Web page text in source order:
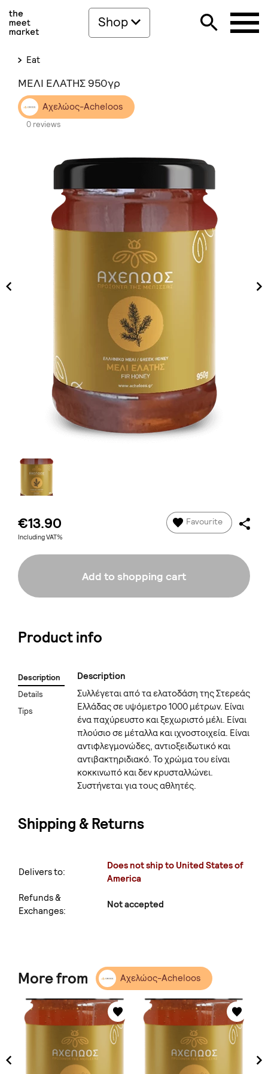
Shop
Eat
ΜΕΛΙ ΕΛΑΤΗΣ 950γρ
Αχελώος-Acheloos
0 reviews
€13.90
Including VAT%
Favourite
Add to shopping cart
Product info
Description
Details
Tips
Description
Συλλέγεται από τα ελατοδάση της Στερεάς
Ελλάδας σε υψόμετρο 1000 μέτρων. Είναι
ένα παχύρευστο και ξεχωριστό μέλι. Είναι
πλούσιο σε μέταλλα και ιχνοστοιχεία. Είναι
αντιφλεγμονώδες, αντιοξειδωτικό και
αντιβακτηριδιακό. Το χρώμα του είναι
κοκκινωπό και δεν κρυσταλλώνει.
Συστήνεται για τους αθλητές.
Shipping & Returns
Delivers to:
Does not ship to United States of
America
Refunds &
Exchanges:
Not accepted
More from Αχελώος-Acheloos